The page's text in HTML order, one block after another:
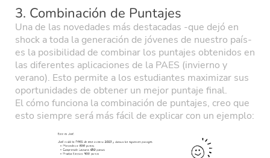
3. Combinación de Puntajes
Una de las novedades más destacadas -que dejó en
shock a toda la generación de jóvenes de nuestro país-
es la posibilidad de combinar los puntajes obtenidos en
las diferentes aplicaciones de la PAES (invierno y
verano). Esto permite a los estudiantes maximizar sus
oportunidades de obtener un mejor puntaje final.
El cómo funciona la combinación de puntajes, creo que
esto siempre será más fácil de explicar con un ejemplo: